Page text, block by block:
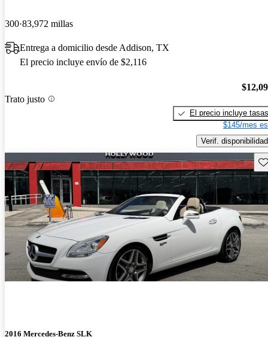
300 83,972 millas
Entrega a domicilio desde Addison, TX
El precio incluye envío de $2,116
Trato justo
El precio incluye tasas
$145/mes
Verif. disponibilidad
2016 Mercedes-Benz SLK